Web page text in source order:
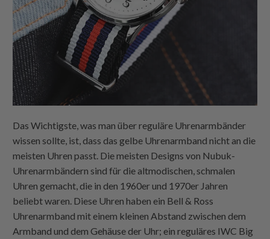
Das Wichtigste, was man über reguläre Uhrenarmbänder
wissen sollte, ist, dass das gelbe Uhrenarmband nicht an die
meisten Uhren passt. Die meisten Designs von Nubuk-
Uhrenarmbändern sind für die altmodischen, schmalen
Uhren gemacht, die in den 1960er und 1970er Jahren
beliebt waren. Diese Uhren haben ein Bell & Ross
Uhrenarmband mit einem kleinen Abstand zwischen dem
Armband und dem Gehäuse der Uhr; ein reguläres IWC Big